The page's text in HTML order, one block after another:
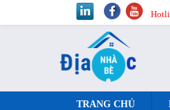
TRANG CHỦ